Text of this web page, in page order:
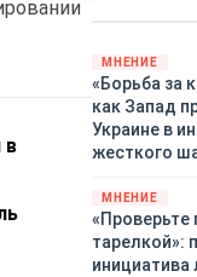
в
МНЕНИЕ
«Борьба за
как Запад
Украине в
жесткого
МНЕНИЕ
«Проверьте
тарелкой»: